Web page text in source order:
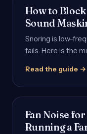
How to
Sound
Snoring is low-
fails. Here is the
Read the guide →
Fan Noise
Running a